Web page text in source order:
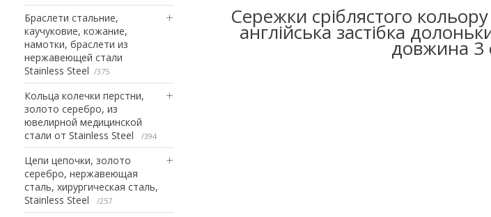
Браслети стальние,
каучуковие, кожание,
намотки, браслети из
нержавеющей стали
Stainless Steel
375
Кольца колечки перстни,
золото серебро, из
ювелирной медицинской
стали от Stainless Steel
394
Цепи цепочки, золото
серебро, нержавеющая
сталь, хирургическая сталь,
Stainless Steel
257
Сережки сріблястого
англійська застібка
довжина 3